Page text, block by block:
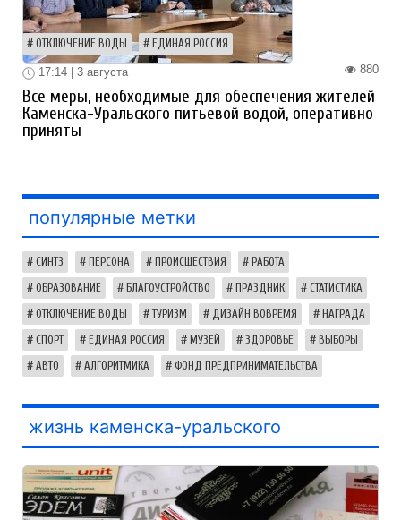
ОТКЛЮЧЕНИЕ ВОДЫ ЕДИНАЯ РОССИЯ
880
17:14 | 3 августа
Все меры, необходимые для обеспечения жителей
Каменска-Уральского питьевой водой, оперативно
приняты
популярные метки
СИНТЗ ПЕРСОНА ПРОИСШЕСТВИЯ РАБОТА
ОБРАЗОВАНИЕ БЛАГОУСТРОЙСТВО ПРАЗДНИК СТАТИСТИКА
ОТКЛЮЧЕНИЕ ВОДЫ ТУРИЗМ ДИЗАЙН ВОВРЕМЯ НАГРАДА
СПОРТ ЕДИНАЯ РОССИЯ МУЗЕЙ ЗДОРОВЬЕ ВЫБОРЫ
АВТО АЛГОРИТМИКА ФОНД ПРЕДПРИНИМАТЕЛЬСТВА
жизнь каменска-уральского